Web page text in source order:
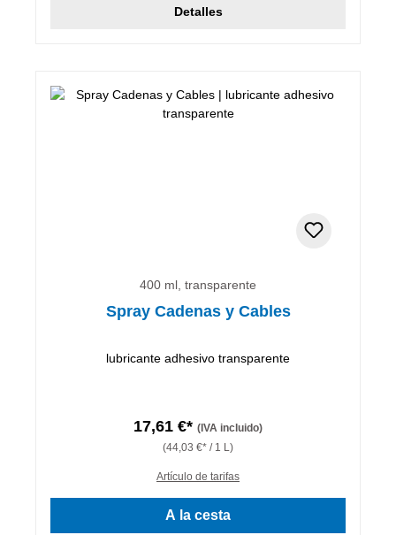
Detalles
400 ml, transparente
Spray Cadenas y Cables
lubricante adhesivo transparente
17,61 €* (IVA incluido)
(44,03 €* / 1 L)
Artículo de tarifas
A la cesta